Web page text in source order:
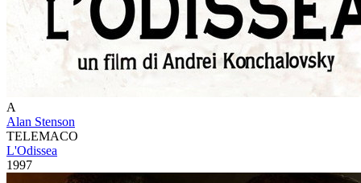
A
Alan Stenson
TELEMACO
L'Odissea
1997